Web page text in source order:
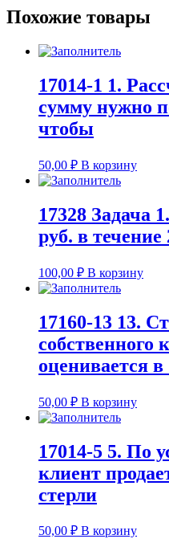
Похожие товары
17014-1 1.
сумму нужно
чтобы
50,00 ₽ В корзину
17328 Задача
руб. в
100,00 ₽ В корзину
17160-13 13.
собственного
оценивается
50,00 ₽ В корзину
17014-5 5. По
клиент
стерли
50,00 ₽ В корзину